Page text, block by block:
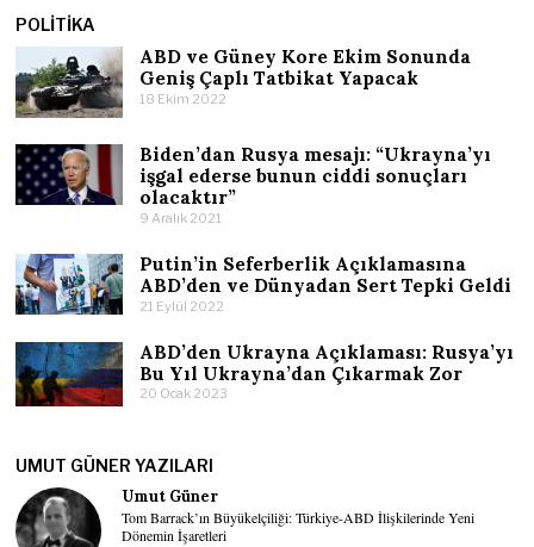
POLITIKA
ABD ve Güney Kore Ekim Sonunda
Geniş Çaplı Tatbikat Yapacak
18 Ekim 2022
Biden’dan Rusya mesajı: “Ukrayna’yı
işgal ederse bunun ciddi sonuçları
olacaktır”
9 Aralık 2021
Putin’in Seferberlik Açıklamasına
ABD’den ve Dünyadan Sert Tepki Geldi
21 Eylül 2022
ABD’den Ukrayna Açıklaması: Rusya’yı
Bu Yıl Ukrayna’dan Çıkarmak Zor
20 Ocak 2023
UMUT GÜNER YAZILARI
Umut Güner
Tom Barrack’ın Büyükelçiliği: Türkiye-ABD İlişkilerinde Yeni
Dönemin İşaretleri